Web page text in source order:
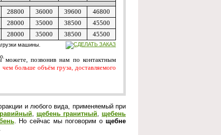
28800 36000 39600
46800
28000
35000 38500
45500
28000
35000 38500 45500
машины.
можете, позвонив нам по контактным
чем больше объём груза, доставляемого
и любого вида, применяемый при
, щебень гранитный,щебень
. Но сейчас мы поговорим ощебне